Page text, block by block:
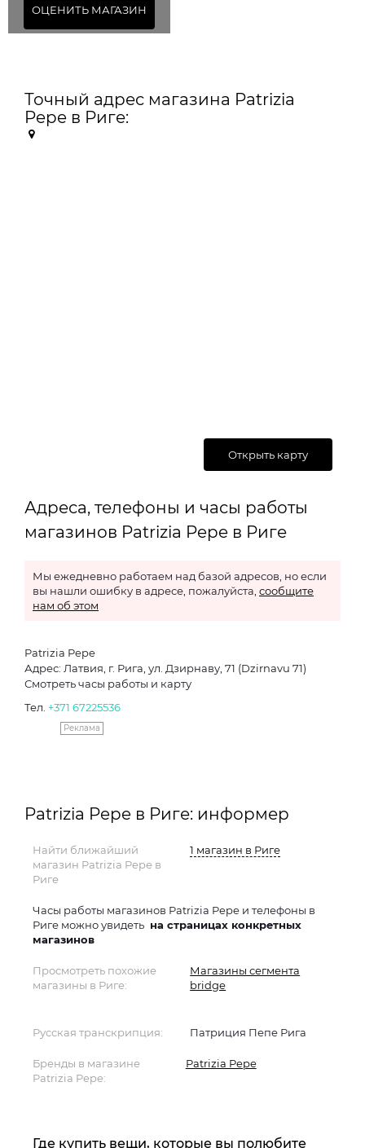
ОЦЕНИТЬ МАГАЗИН
Точный адрес магазина Patrizia
Pepe в Риге:
Открыть карту
Адреса, телефоны и часы работы
магазинов Patrizia Pepe в Риге
Мы ежедневно работаем над базой адресов, но если
вы нашли ошибку в адресе, пожалуйста, сообщите
нам об этом
Patrizia Pepe
Адрес: Латвия, г. Рига, ул. Дзирнаву, 71 (Dzirnavu 71)
Смотреть часы работы и карту
Тел. +371 67225536
Реклама
Patrizia Pepe в Риге: информер
Найти ближайший
магазин Patrizia Pepe в
Риге
1 магазин в Риге
Часы работы магазинов Patrizia Pepe и телефоны в
Риге можно увидеть на страницах конкретных
магазинов
Просмотреть похожие
магазины в Риге:
Магазины сегмента
bridge
Русская транскрипция: Патриция Пепе Рига
Бренды в магазине
Patrizia Pepe:
Patrizia Pepe
Где купить вещи, которые вы полюбите